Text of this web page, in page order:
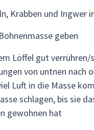
Krabben und Ingwer
geben
Löffel gut verrühren/
von untnen nach
Luft in die Masse
schlagen, bis sie
gewohnen hat